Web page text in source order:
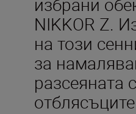
NIKKOR Z.
на този
за
разсеяната